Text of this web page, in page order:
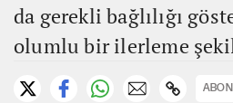
da gerekli bağlılığı
olumlu bir ilerleme